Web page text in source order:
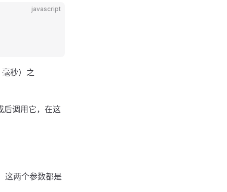
javascript
毫秒）之
后调用它，在这
这两个参数都是